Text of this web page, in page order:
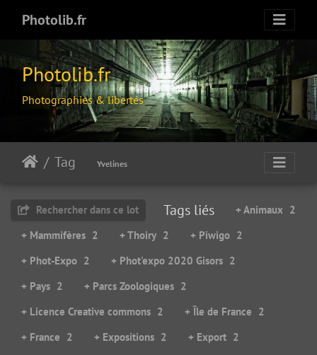
Photolib.fr
Photolib.fr
Photographies & libertés
Tag Yvelines
Rechercher dans ce lot Tags liés + Animaux 2
+ Mammifères 2 + Thoiry 2 + Piwigo 2
+ Phot-Expo 2 + Phot'expo 2020 Gisors 2
+ Pays 2 + Parcs Zoologiques 2
+ Licence Creative commons 2 + Île de France 2
+ France 2 + Expositions 2 + Export 2